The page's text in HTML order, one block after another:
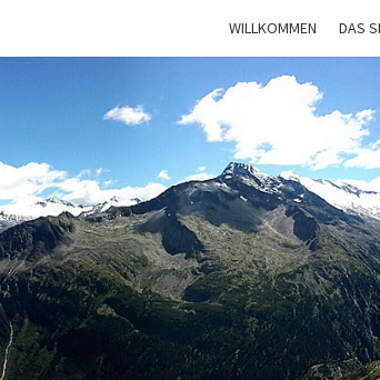
WILLKOMMEN DAS
Mit Dem
Bulli Um
Die
Ein Jahr
Auf